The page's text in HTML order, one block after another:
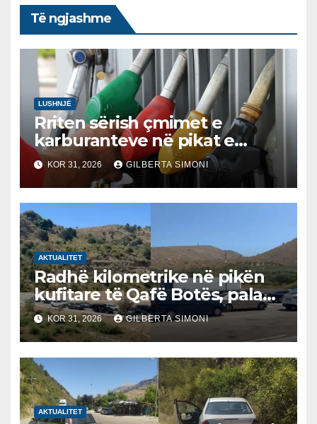
Të ngjashme
LUSHNJË
Rriten sërish çmimet e
karburanteve në pikat e
karburanteve në Lushnjë.
Tensionet në Lindjen e
Mesme shtrenjtojnë naftën
dhe benzinën në vend
KOR 31, 2026 GILBERTA SIMONI
AKTUALITET
Radhë kilometrike në pikën
kufitare të Qafë Botës, pala
greke raporton defekt në
sistem, qytetarët mbeten të
bllokuar
KOR 31, 2026 GILBERTA SIMONI
AKTUALITET